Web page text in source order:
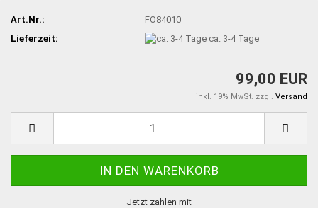
Art.Nr.:
FO84010
Lieferzeit:
ca. 3-4 Tage
99,00 EUR
inkl. 19% MwSt. zzgl. Versand
Jetzt zahlen mit